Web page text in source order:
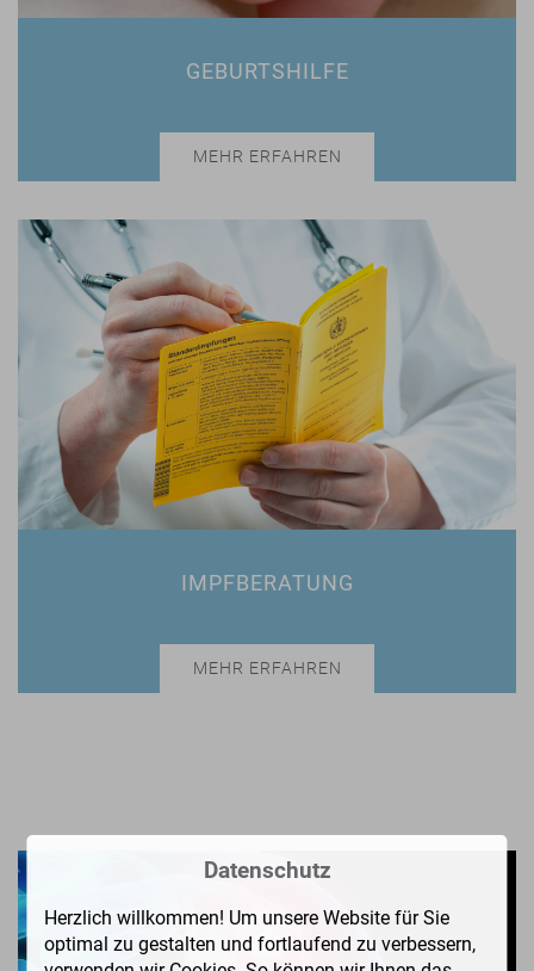
GEBURTSHILFE
MEHR ERFAHREN
IMPFBERATUNG
MEHR ERFAHREN
Datenschutz
Herzlich willkommen! Um unsere Website für Sie
optimal zu gestalten und fortlaufend zu verbessern,